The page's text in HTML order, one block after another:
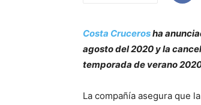
Costa Crucerosha
agosto del 2020 y la
temporada de verano
La compañía asegura que